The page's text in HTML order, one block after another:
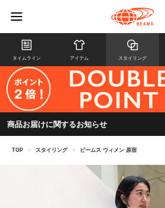
タイムライン アイテム スタイリング
商品お届けに関するお知らせ
TOP > スタイリング > ビームス ウィメン 原宿